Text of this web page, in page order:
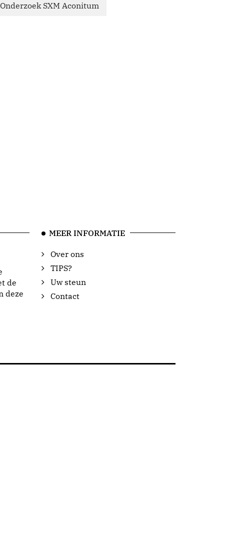
Onderzoek SXM Aconitum
de
deze
MEER INFORMATIE
Over ons
TIPS?
Uw steun
Contact